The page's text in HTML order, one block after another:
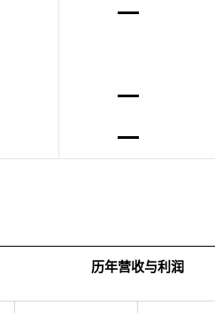
历年营收与利润